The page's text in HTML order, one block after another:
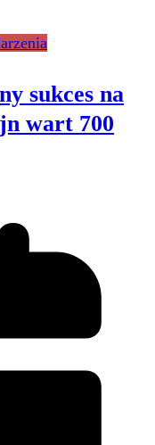
sukces na
wart 700